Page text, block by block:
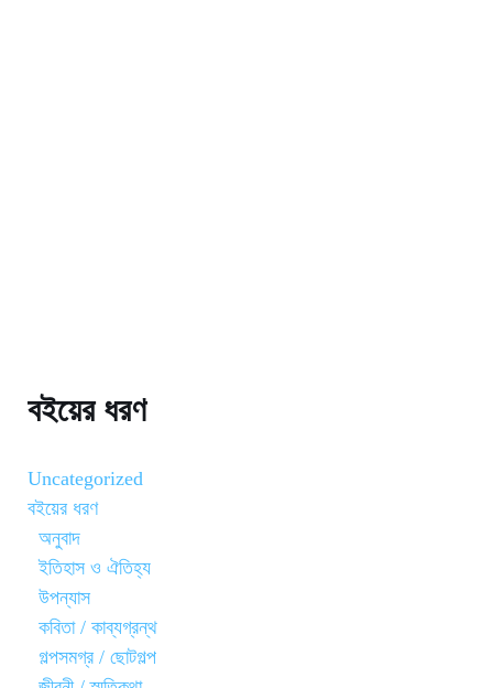
বইয়ের ধরণ
Uncategorized
বইয়ের ধরণ
অনুবাদ
ইতিহাস ও ঐতিহ্য
উপন্যাস
কবিতা / কাব্যগ্রন্থ
গল্পসমগ্র / ছোটগল্প